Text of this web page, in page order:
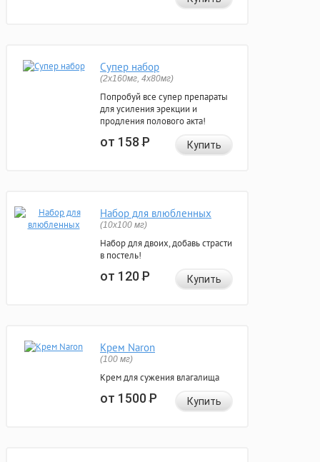
Супер набор
(2х160мг, 4х80мг)
Попробуй все супер препараты
для усиления эрекции и
продления полового акта!
от 158Р Купить
Набор для влюбленных
(10х100 мг)
Набор для двоих, добавь страсти
в постель!
от 120Р Купить
Крем Naron
(100 мг)
Крем для сужения влагалища
от 1500Р Купить